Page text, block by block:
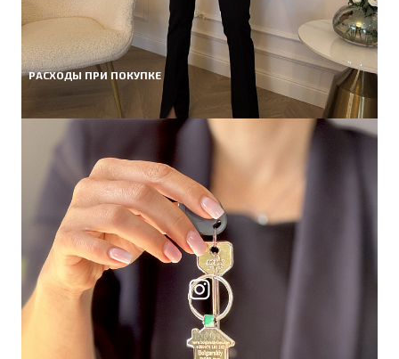
РАСХОДЫ ПРИ ПОКУПКЕ